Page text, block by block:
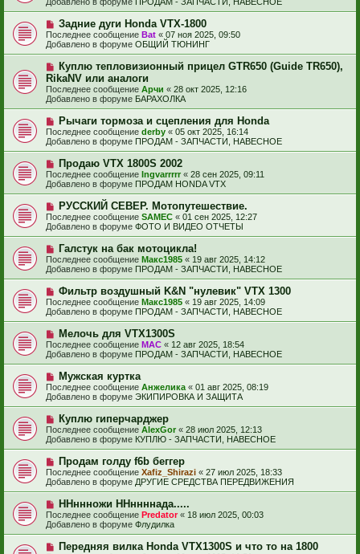
и
е
о
б
щ
е
н
и
е
е
с
о
о
б
щ
е
и
е
Н
о
в
е
с
о
о
б
щ
е
и
е
Задние дуги Honda VTX-1800
Последнее сообщение Bat « 07 ноя 2025, 09:50
Добавлено в форуме ОБЩИЙ ТЮНИНГ
Н
о
в
о
е
с
о
б
щ
е
и
е
Куплю тепловизионный прицел GTR650 (Guide TR650),
RikaNV или аналоги
Последнее сообщение Арчи « 28 окт 2025, 12:16
Добавлено в форуме БАРАХОЛКА
Н
о
в
е
с
о
о
б
щ
е
н
и
е
Рычаги тормоза и сцепления для Honda
Последнее сообщение derby « 05 окт 2025, 16:14
Добавлено в форуме ПРОДАМ - ЗАПЧАСТИ, НАВЕСНОЕ
Н
о
в
е
с
о
о
б
щ
е
н
и
е
Продаю VTX 1800S 2002
Последнее сообщение Ingvarrrrr « 28 сен 2025, 09:11
Добавлено в форуме ПРОДАМ HONDA VTX
Н
о
в
е
с
о
о
б
щ
е
н
и
е
РУССКИЙ СЕВЕР. Мотопутешествие.
Последнее сообщение SAMEC « 01 сен 2025, 12:27
Добавлено в форуме ФОТО И ВИДЕО ОТЧЕТЫ
Н
о
в
с
о
о
б
щ
е
н
и
е
Галстук на бак мотоцикла!
Последнее сообщение Макс1985 « 19 авг 2025, 14:12
Добавлено в форуме ПРОДАМ - ЗАПЧАСТИ, НАВЕСНОЕ
Н
о
в
е
с
о
о
б
щ
е
н
и
е
Фильтр воздушный K&N "нулевик" VTX 1300
Последнее сообщение Макс1985 « 19 авг 2025, 14:09
Добавлено в форуме ПРОДАМ - ЗАПЧАСТИ, НАВЕСНОЕ
Н
о
в
е
с
о
о
б
щ
е
н
и
е
Мелочь для VTX1300S
Последнее сообщение МАС « 12 авг 2025, 18:54
Добавлено в форуме ПРОДАМ - ЗАПЧАСТИ, НАВЕСНОЕ
Н
о
в
е
с
о
о
б
щ
е
н
и
е
Мужская куртка
Последнее сообщение Анжелика « 01 авг 2025, 08:19
Добавлено в форуме ЭКИПИРОВКА И ЗАЩИТА
Н
о
в
е
с
о
о
б
щ
е
н
и
е
Куплю гиперчарджер
Последнее сообщение AlexGor « 28 июл 2025, 12:13
Добавлено в форуме КУПЛЮ - ЗАПЧАСТИ, НАВЕСНОЕ
Н
о
в
е
с
о
о
б
щ
Продам голду f6b беггер
Последнее сообщение Xafiz_Shirazi « 27 июл 2025, 18:33
Добавлено в форуме ДРУГИЕ СРЕДСТВА ПЕРЕДВИЖЕНИЯ
Н
о
в
е
с
ННннножи ННннннада.....
Последнее сообщение Predator« 18 июл 2025, 00:03
Добавлено в форуме Флудилка
НПередняя вилка Honda VTX1300S и что то на 1800